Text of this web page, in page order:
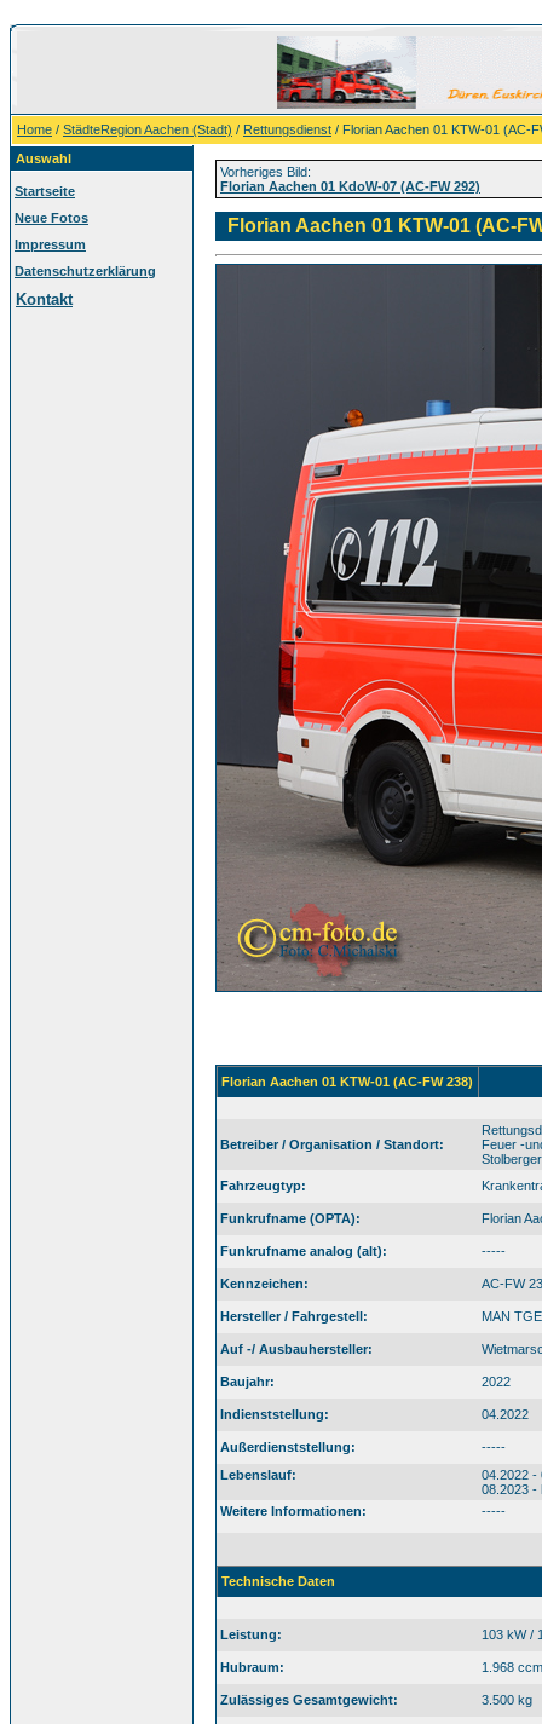
Home / StädteRegion Aachen (Stadt) / Rettungsdienst / Florian Aachen 01 KTW-01 (AC-
Auswahl
Startseite
Neue Fotos
Impressum
Datenschutzerklärung
Kontakt
Vorheriges Bild:
Florian Aachen 01 KdoW-07 (AC-FW 292)
Florian Aachen 01 KTW-01 (AC-
Florian Aachen 01 KTW-01 (AC-FW 238)
Betreiber / Organisation / Standort:
Feuer -
Fahrzeugtyp:
Funkrufname (OPTA): Florian
Funkrufname analog (alt): -----
Kennzeichen: AC-FW
Hersteller / Fahrgestell: MAN
Auf -/ Ausbauhersteller:
Baujahr: 2022
Indienststellung: 04.2022
Außerdienststellung:
-----
Lebenslauf:
04.2022 -
08.2023 -
Weitere Informationen:
-----
Technische Daten
Leistung: 103 kW /
Hubraum: 1.968 ccm
Zulässiges Gesamtgewicht: 3.500 kg